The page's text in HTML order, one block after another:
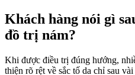
Khách hàng nói gì
đồ trị nám?
Khi được điều trị đúng hướng,
thiện rõ rệt về sắc tố da chỉ sau